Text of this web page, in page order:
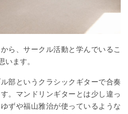
ら、サークル活動と学んでいるこ
います。
部というクラシックギターで合奏
。マンドリンギターとは少し違っ
ずや福山雅治が使っているような